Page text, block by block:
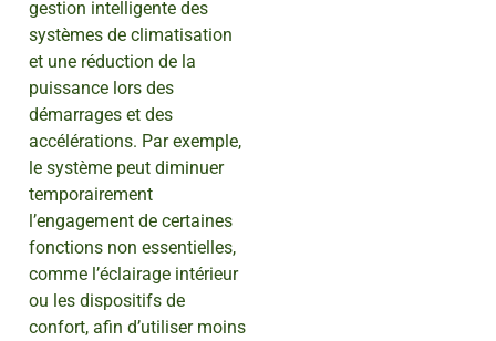
gestion intelligente des
systèmes de climatisation
et une réduction de la
puissance lors des
démarrages et des
accélérations. Par exemple,
le système peut diminuer
temporairement
l’engagement de certaines
fonctions non essentielles,
comme l’éclairage intérieur
ou les dispositifs de
confort, afin d’utiliser moins